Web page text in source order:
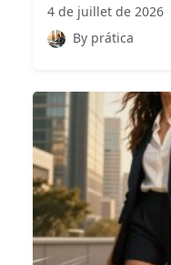
4 de juillet de 2026
By prática